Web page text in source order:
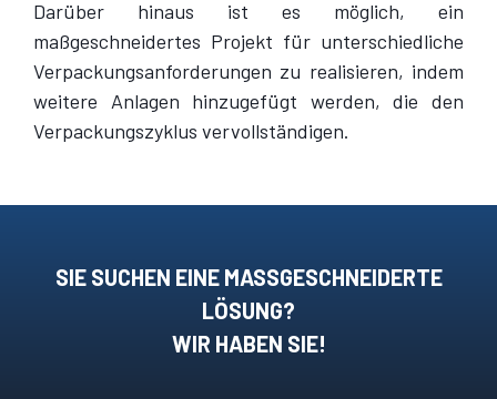
Darüber hinaus ist es möglich, ein
maßgeschneidertes Projekt für unterschiedliche
Verpackungsanforderungen zu realisieren, indem
weitere Anlagen hinzugefügt werden, die den
Verpackungszyklus vervollständigen.
SIE SUCHEN EINE MASSGESCHNEIDERTE L
ÖSUNG?
WIR HABEN SIE!